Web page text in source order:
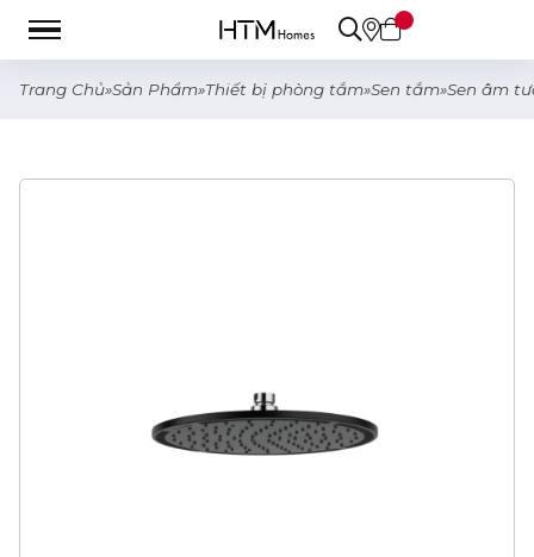
Trang Chủ»Sản Phẩm»Thiết bị phòng tắm»Sen tắm»Sen âm